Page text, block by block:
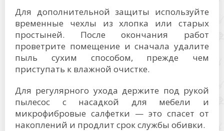
Для дополнительной защиты используйте
временные чехлы из хлопка или старых
простыней. После окончания работ
проветрите помещение и сначала удалите
пыль сухим способом, прежде чем
приступать к влажной очистке.
Для регулярного ухода держите под рукой
пылесос с насадкой для мебели и
микрофибровые салфетки — это спасет от
накоплений и продлит срок службы обивки.